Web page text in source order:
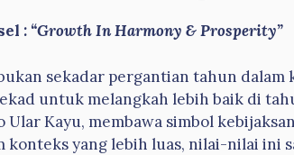
: “Growth In Harmony & Prosperity”
sekadar pergantian tahun
untuk melangkah lebih baik di
Ular Kayu, membawa simbol
yang lebih luas, nilai-nilai ini